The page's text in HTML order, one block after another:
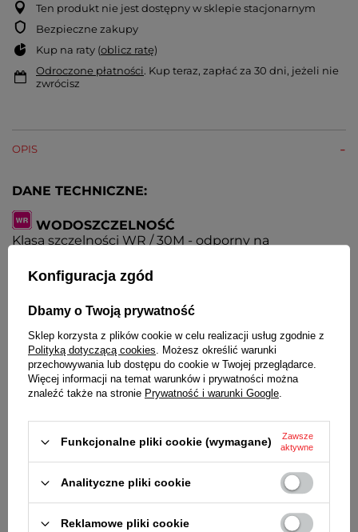
Ten produkt nie jest dostępny w sklepie stacjonarnym
Bezpieczne zakupy
Kup na raty (oblicz ratę)
Odroczone płatności. Kup teraz, zapłać za 30 dni, jeżeli nie
zwrócisz
OPIS
DANE TECHNICZNE:
WODOSZCZELNOŚĆ
Klasa szczelności WR / 30M - odporny na
Płaskie
MINERAL GLASS
Szkiełko mineralne o podwyższonej odporności na
zarysowania
Metalowa, nierdzewna
BRANSOLETA
ZAPIĘCIE
Z możliwością regulacji
Konfiguracja zgód
Dbamy o Twoją prywatność
Sklep korzysta z plików cookie w celu realizacji usług zgodnie z
Polityką dotyczącą cookies. Możesz określić warunki
przechowywania lub dostępu do cookie w Twojej przeglądarce.
Więcej informacji na temat warunków i prywatności można
znaleźć także na stronie Prywatność i warunki Google.
Funkcjonalne pliki cookie (wymagane)
Zawsze
aktywne
Analityczne pliki cookie
Reklamowe pliki cookie